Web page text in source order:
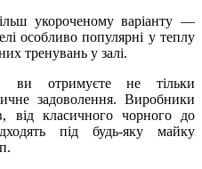
укороченому варіанту —
особливо популярні у теплу
тренувань у залі.
ви отримуєте не тільки
задоволення. Виробники
від класичного чорного до
під будь-яку майку